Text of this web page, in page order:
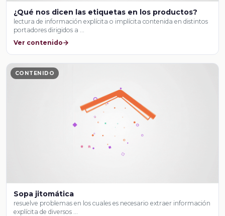
¿Qué nos dicen las etiquetas en los productos?
lectura de información explícita o implícita contenida en distintos
portadores dirigidos a …
Ver contenido
CONTENIDO
Sopa jitomática
resuelve problemas en los cuales es necesario extraer información
explícita de diversos …